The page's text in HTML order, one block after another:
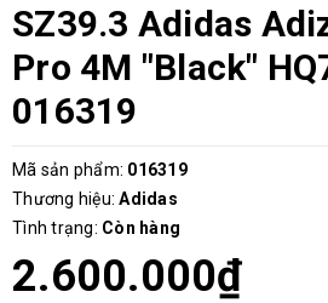
SZ39.3 Adidas
Pro 4M "Black"
016319
Mã sản phẩm: 016319
Thương hiệu: Adidas
Tình trạng: Còn hàng
2.600.000₫